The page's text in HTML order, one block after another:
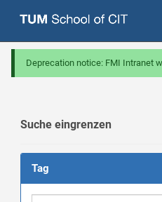
Deprecation notice: FMI Intranet
Suche eingrenzen
Tag